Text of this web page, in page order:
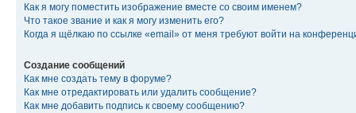
Как я могу поместить изображение вместе со своим именем?
Что такое звание и как я могу изменить его?
Когда я щёлкаю по ссылке «email» от меня требуют войти на
Создание сообщений
Как мне создать тему в форуме?
Как мне отредактировать или удалить сообщение?
Как мне добавить подпись к своему сообщению?